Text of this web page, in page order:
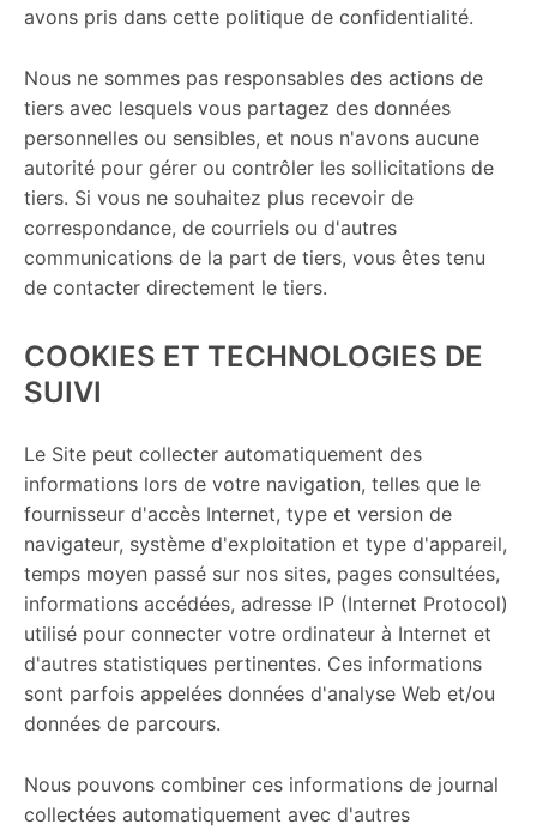
avons pris dans cette politique de confidentialité.
Nous ne sommes pas responsables des actions de
tiers avec lesquels vous partagez des données
personnelles ou sensibles, et nous n'avons aucune
autorité pour gérer ou contrôler les sollicitations de
tiers. Si vous ne souhaitez plus recevoir de
correspondance, de courriels ou d'autres
communications de la part de tiers, vous êtes tenu
de contacter directement le tiers.
COOKIES ET TECHNOLOGIES DE
SUIVI
Le Site peut collecter automatiquement des
informations lors de votre navigation, telles que le
fournisseur d'accès Internet, type et version de
navigateur, système d'exploitation et type d'appareil,
temps moyen passé sur nos sites, pages consultées,
informations accédées, adresse IP (Internet Protocol)
utilisé pour connecter votre ordinateur à Internet et
d'autres statistiques pertinentes. Ces informations
sont parfois appelées données d'analyse Web et/ou
données de parcours.
Nous pouvons combiner ces informations de journal
collectées automatiquement avec d'autres